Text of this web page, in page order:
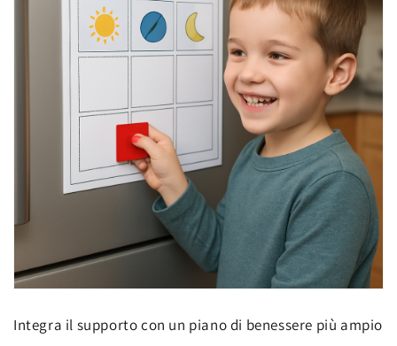
Integra il supporto con un piano di benessere più ampio